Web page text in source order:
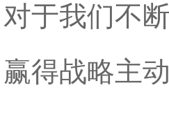
于我们不
得战略主